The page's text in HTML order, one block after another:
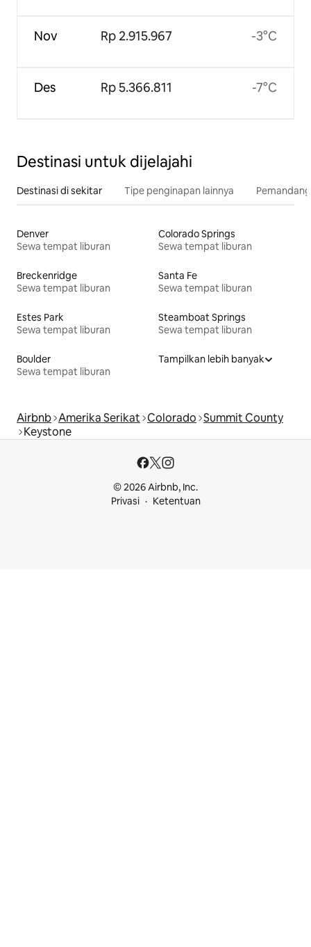
Nov
Des
Rp 2.915.967
Rp 5.366.811
-3°C
-7°C
Destinasi untuk dijelajahi
Destinasi di sekitar Tipe penginapan lainnya
Denver
Sewa tempat liburan
Colorado Springs
Sewa tempat liburan
Breckenridge
Sewa tempat liburan
Santa Fe
Sewa tempat liburan
Estes Park
Sewa tempat liburan
Steamboat Springs
Sewa tempat liburan
Boulder
Sewa tempat liburan
Tampilkan lebih banyak
Airbnb Amerika Serikat Colorado Summit County
Keystone
© 2026 Airbnb, Inc.
Privasi
Ketentuan